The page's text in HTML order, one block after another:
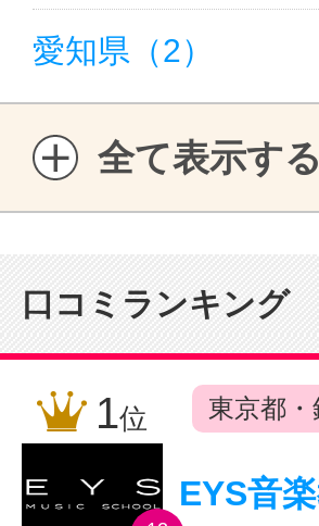
愛知県（2）
全て表示する
口コミランキング
1位 東京都・
EYS音